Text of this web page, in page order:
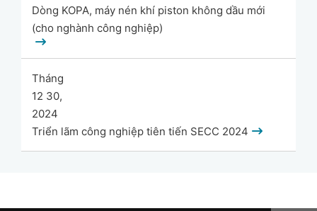
Dòng KOPA, máy nén khí piston không dầu mới
(cho nghành công nghiệp)
Tháng
12 30,
2024
Triển lãm công nghiệp tiên tiến SECC 2024